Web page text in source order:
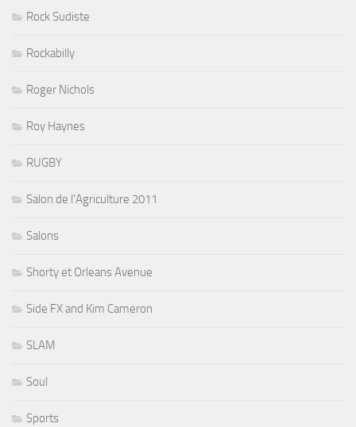
Rock Sudiste
Rockabilly
Roger Nichols
Roy Haynes
RUGBY
Salon de l'Agriculture 2011
Salons
Shorty et Orleans Avenue
Side FX and Kim Cameron
SLAM
Soul
Sports